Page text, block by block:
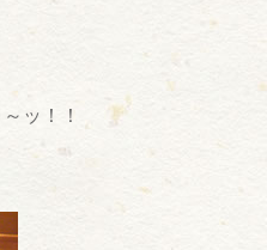
ッ！！